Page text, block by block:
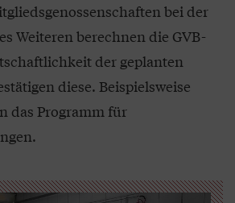
bei der
Weiteren berechnen die GVB-
der geplanten
diese. Beispielsweise
das Programm für